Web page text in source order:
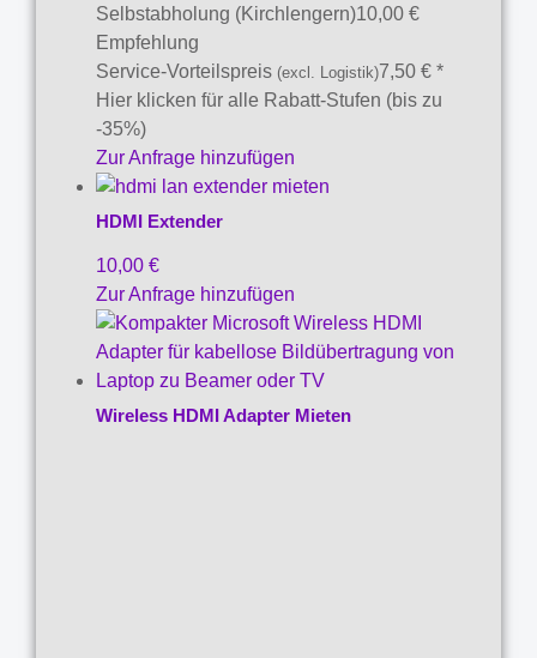
Selbstabholung (Kirchlengern)10,00 €
Empfehlung
Service-Vorteilspreis (excl. Logistik)7,50 € *
Hier klicken für alle Rabatt-Stufen (bis zu
-35%)
Zur Anfrage hinzufügen
HDMI Extender
10,00 €
Zur Anfrage hinzufügen
Wireless HDMI Adapter Mieten